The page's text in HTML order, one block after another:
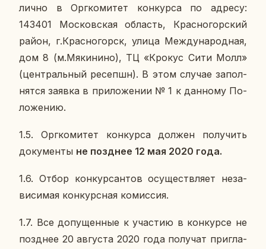
лично в Орг­ко­ми­тет кон­кур­са по адресу:
143401 Мос­ков­ская об­ласть, Крас­но­гор­ский
район, г.Крас­но­горск, улица Меж­ду­на­род­ная,
дом 8 (м.Мя­ки­ни­но), ТЦ «Крокус Сити Молл»
(цен­траль­ный ре­сепшн). В этом случае за­пол­
нят­ся заявка в при­ло­же­нии № 1 к дан­но­му По­
ло­же­нию.
1.5. Орг­ко­ми­тет кон­кур­са должен по­лу­чить
до­ку­мен­ты не позд­нее 12 мая 2020 года.
1.6. Отбор кон­кур­сан­тов осу­ществ­ля­ет неза­
ви­си­мая кон­курс­ная ко­мис­сия.
1.7. Все до­пу­щен­ные к уча­стию в кон­кур­се не
позд­нее 20 ав­гу­ста 2020 года по­лу­чат при­гла­